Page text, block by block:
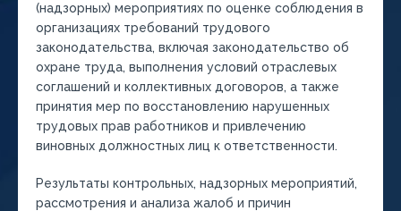
(надзорных) мероприятиях по оценке соблюдения в
организациях требований трудового
законодательства, включая законодательство об
охране труда, выполнения условий отраслевых
соглашений и коллективных договоров, а также
принятия мер по восстановлению нарушенных
трудовых прав работников и привлечению
виновных должностных лиц к ответственности.
Результаты контрольных, надзорных мероприятий,
рассмотрения и анализа жалоб и причин